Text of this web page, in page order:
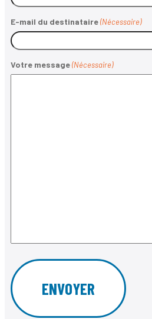
E-mail du destinataire (Nécessaire)
Votre message (Nécessaire)